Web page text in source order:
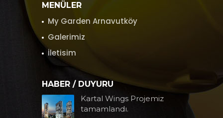
MENÜLER
My Garden Arnavutköy
Galerimiz
İletisim
HABER / DUYURU
Kartal Wings Projemiz
tamamlandı.